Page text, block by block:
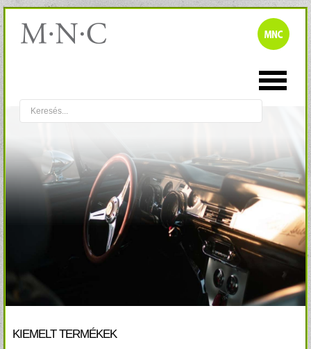
KIEMELT TERMÉKEK